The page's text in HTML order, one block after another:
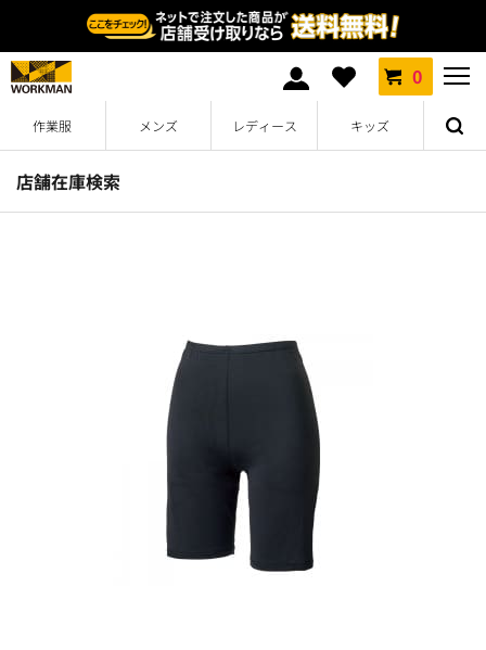
0
作業服 メンズ レディース キッズ
店舗在庫検索